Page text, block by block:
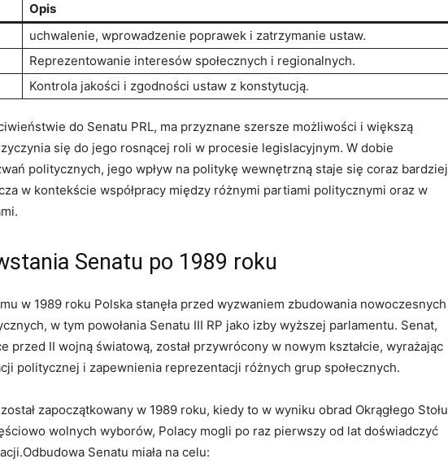
Opis
uchwalenie, wprowadzenie poprawek i zatrzymanie ustaw.
Reprezentowanie interesów społecznych i regionalnych.
Kontrola jakości i zgodności ustaw z konstytucją.
do Senatu PRL, ma przyznane szersze możliwości i większą
się do jego rosnącej roli w procesie legislacyjnym. W dobie
politycznych, jego wpływ na politykę wewnętrzną staje się coraz bardziej
w kontekście współpracy między różnymi partiami politycznymi oraz w
Senatu po 1989 roku
w 1989 roku Polska stanęła przed wyzwaniem zbudowania nowoczesnych
w tym powołania Senatu III RP jako izby wyższej parlamentu. Senat,
przed II wojną światową, został przywrócony w nowym kształcie, wyrażając
politycznej i zapewnienia reprezentacji różnych grup społecznych.
zapoczątkowany w 1989 roku, kiedy to w wyniku obrad Okrągłego Stołu
wolnych wyborów, Polacy mogli po raz pierwszy od lat doświadczyć
Senatu miała na celu: